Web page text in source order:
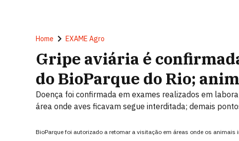
Home EXAME Agro
Gripe aviária é
do BioParque do Rio;
Doença foi confirmada em exames realizados em
área onde aves ficavam segue interditada; demais
BioParque foi autorizado a retomar a visitação em áreas onde os animais